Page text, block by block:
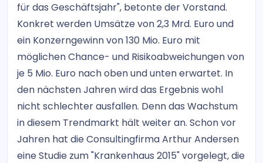
für das Geschäftsjahr", betonte der Vorstand.
Konkret werden Umsätze von 2,3 Mrd. Euro und
ein Konzerngewinn von 130 Mio. Euro mit
möglichen Chance- und Risikoabweichungen von
je 5 Mio. Euro nach oben und unten erwartet. In
den nächsten Jahren wird das Ergebnis wohl
nicht schlechter ausfallen. Denn das Wachstum
in diesem Trendmarkt hält weiter an. Schon vor
Jahren hat die Consultingfirma Arthur Andersen
eine Studie zum "Krankenhaus 2015" vorgelegt, die